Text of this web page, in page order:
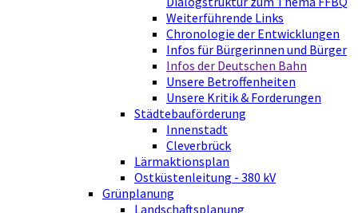
Weiterführende Links
Chronologie der Entwicklungen
Infos für Bürgerinnen und Bürger
Infos der Deutschen Bahn
Unsere Betroffenheiten
Unsere Kritik & Forderungen
Städtebauförderung
Innenstadt
Cleverbrück
Lärmaktionsplan
Ostküstenleitung - 380 kV
Grünplanung
Landschaftsplanung